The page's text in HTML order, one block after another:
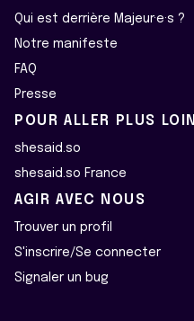
Qui est derrière Majeur·e·s ?
Notre manifeste
FAQ
Presse
POUR ALLER PLUS LOIN
shesaid.so
shesaid.so France
AGIR AVEC NOUS
Trouver un profil
S'inscrire/Se connecter
Signaler un bug